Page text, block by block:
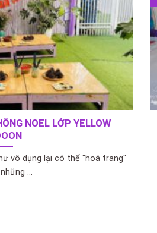
NOEL LỚP YELLOW
vô dụng lại có thể "hoá trang"
...